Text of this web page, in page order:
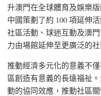
升澳門在全球體育及娛樂
中國策劃了約 100 項延伸
社區活動、球迷互動及澳
力由場館延伸至更廣泛的社
推動經濟多元化的意義不
區創造有意義的長遠福祉
動的協同效應，推動社區